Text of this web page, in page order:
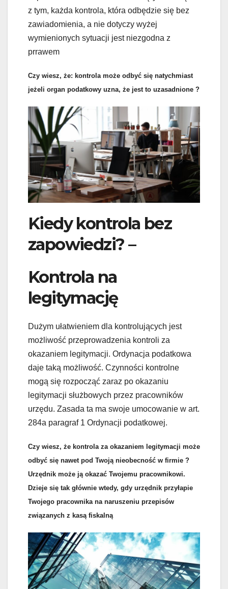
z tym, każda kontrola, która odbędzie się bez
zawiadomienia, a nie dotyczy wyżej
wymienionych sytuacji jest niezgodna z
prrawem
Czy wiesz, że: kontrola może odbyć się natychmiast
jeżeli organ podatkowy uzna, że jest to uzasadnione ?
Kiedy kontrola bez
zapowiedzi? –
Kontrola na
legitymację
Dużym ułatwieniem dla kontrolujących jest
możliwość przeprowadzenia kontroli za
okazaniem legitymacji. Ordynacja podatkowa
daje taką możliwość. Czynności kontrolne
mogą się rozpocząć zaraz po okazaniu
legitymacji służbowych przez pracowników
urzędu. Zasada ta ma swoje umocowanie w art.
284a paragraf 1 Ordynacji podatkowej.
Czy wiesz, że kontrola za okazaniem legitymacji może
odbyć się nawet pod Twoją nieobecność w firmie ?
Urzędnik może ją okazać Twojemu pracownikowi.
Dzieje się tak głównie wtedy, gdy urzędnik przyłapie
Twojego pracownika na naruszeniu przepisów
związanych z kasą fiskalną